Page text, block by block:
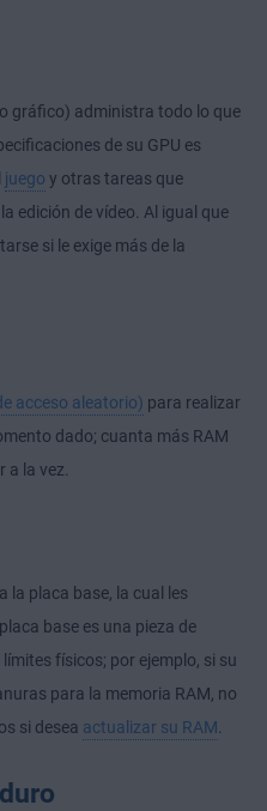
gráfico) administra todo lo que
de su GPU es
juego y otras tareas que
edición de vídeo. Al igual que
si le exige más de la
acceso aleatorio) para realizar
dado; cuanta más RAM
a la vez.
la placa base, la cual les
base es una pieza de
físicos; por ejemplo, si su
para la memoria RAM, no
si desea actualizar su RAM.